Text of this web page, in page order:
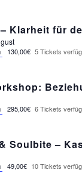
Klarheit für
130,00€ 5 Tickets
295,00€ 6 Tickets
Soulbite –
49,00€ 10 Tickets